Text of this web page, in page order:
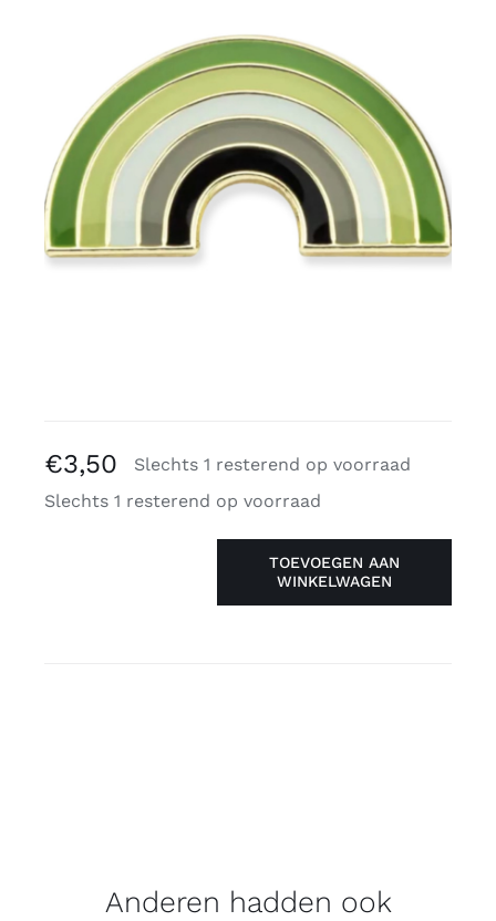
Gratis binders
Reviews
€3,50
Slechts 1 resterend op voorraad
Slechts 1 resterend op voorraad
TOEVOEGEN AAN
WINKELWAGEN
Anderen hadden ook